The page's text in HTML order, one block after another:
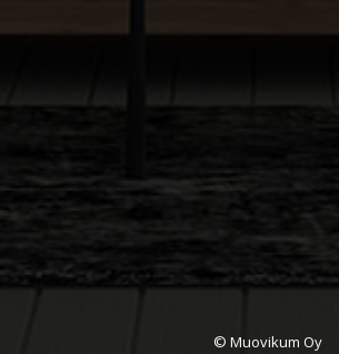
© Muovikum Oy